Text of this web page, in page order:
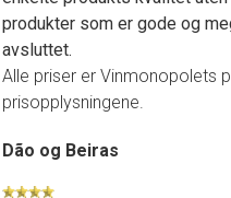
produkter som er gode og
avsluttet.
Alle priser er Vinmonopolets
prisopplysningene.
Dão og Beiras